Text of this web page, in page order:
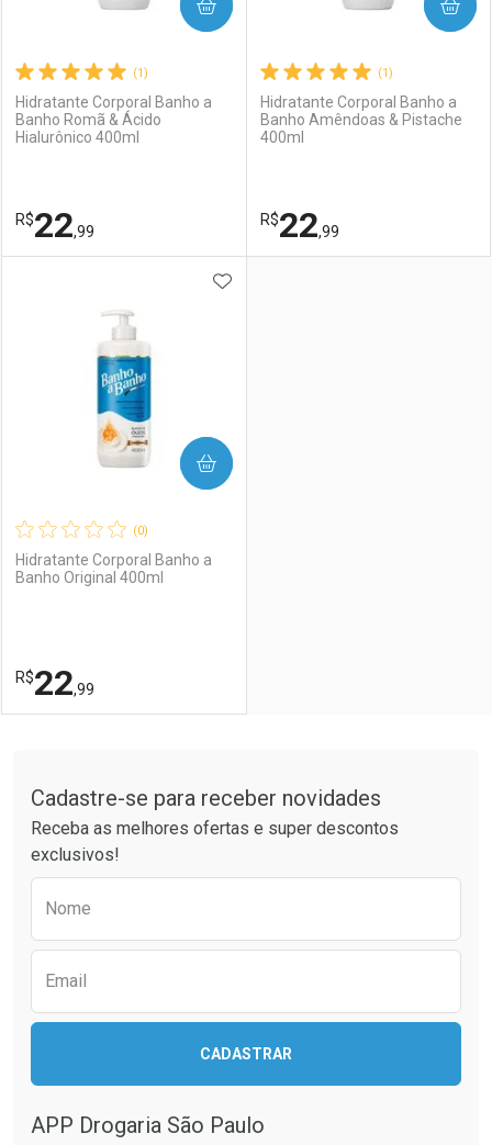
(1)
Hidratante Corporal Banho a
Banho Romã & Ácido
Hialurônico 400ml
R$22,99
COMPRAR
Laboratório
Comprar sem Desconto
Por R$ 22,99/cada
Por Menos
Por R$ 22,99/cada
(1)
Hidratante Corporal Banho a
Banho Amêndoas & Pistache
400ml
R$22,99
COMPRAR
(0)
Hidratante Corporal Banho a
Banho Original 400ml
R$22,99
ADICIONAR AOS FAVORITOS
COMPRAR
Laboratório
Comprar sem Desconto
Por Menos
Comprar sem Desconto
Por R$ 22,99/cada
Cadastre-se para receber novidades
Receba as melhores ofertas e super descontos
exclusivos!
Nome
Email
CADASTRAR
APP Drogaria São Paulo